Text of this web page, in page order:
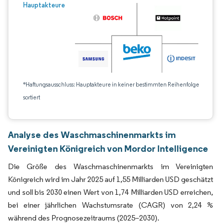
Hauptakteure
*Haftungsausschluss: Hauptakteure in keiner bestimmten Reihenfolge
sortiert
Analyse des Waschmaschinenmarkts im
Vereinigten Königreich von Mordor Intelligence
Die Größe des Waschmaschinenmarkts im Vereinigten
Königreich wird im Jahr 2025 auf 1,55 Milliarden USD geschätzt
und soll bis 2030 einen Wert von 1,74 Milliarden USD erreichen,
bei einer jährlichen Wachstumsrate (CAGR) von 2,24 %
während des Prognosezeitraums (2025–2030).